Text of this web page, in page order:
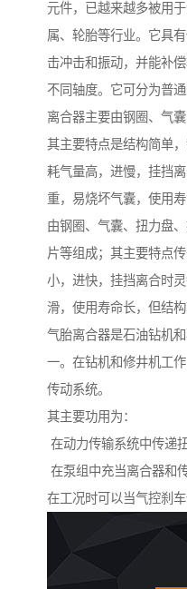
元件，已越来越多被用
属、轮胎等行业。它具
击冲击和振动，并能补
不同轴度。它可分为普
离合器主要由钢圈、气
其主要特点是结构简单
耗气量高，进慢，挂挡
重，易烧坏气囊，使用
由钢圈、气囊、扭力盘
片等组成；其主要特点
小，进快，挂挡离合时
滑，使用寿命长，但结
气胎离合器是石油钻机
一。在钻机和修井机工
传动系统。
其主要功用为：
在动力传输系统中传递扭
在泵组中充当离合器和
在工况时可以当气控刹车